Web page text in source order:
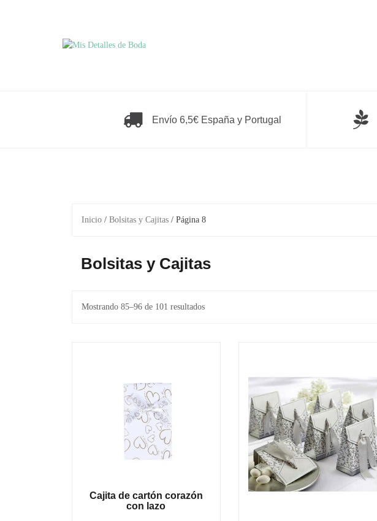
Envío 6,5€ España y Portugal
Inicio / Bolsitas y Cajitas / Página 8
Bolsitas y Cajitas
Mostrando 85–96 de 101 resultadosOrdenado
Cajita de cartón corazón
con lazo